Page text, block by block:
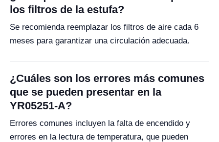
los filtros de la estufa?
Se recomienda reemplazar los filtros de aire cada 6
meses para garantizar una circulación adecuada.
¿Cuáles son los errores más comunes
que se pueden presentar en la
YR05251-A?
Errores comunes incluyen la falta de encendido y
errores en la lectura de temperatura, que pueden